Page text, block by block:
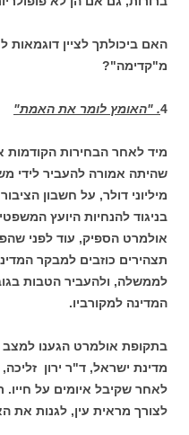
האם ביכולתך לציין דוגמאות
מ"קדימה"?
4. "האומץ לומר את האמת"
מיד לאחר הבחירות
שהיתה אמורה להעביר לידי
מיליוני דולר, על חשבון
בניגוד להנחיות היועץ
אולמרט הספיק, עוד לפני
תצהירים כוזבים למבקר
לממשלה, ולהעביר הטבות
המדינה למקורביו.
בתקופת אולמרט הגענו
מדינת ישראל, ד"ר ירון
לאחר שקיבל איומים על
לצורך מראית עין, לגנות את